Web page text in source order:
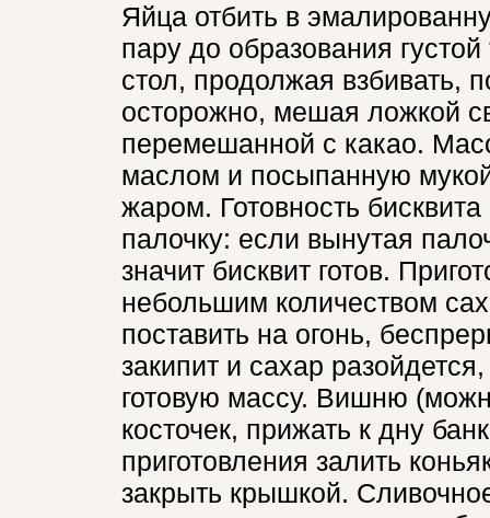
Яйца отбить в
пару до образования
стол, продолжая взбивать,
осторожно, мешая ложкой
перемешанной с какао.
маслом и посыпанную
жаром. Готовность
палочку: если вынутая
значит бисквит готов.
небольшим количеством
поставить на огонь,
закипит и сахар
готовую массу. Вишню
косточек, прижать к дну
приготовления залить
закрыть крышкой.